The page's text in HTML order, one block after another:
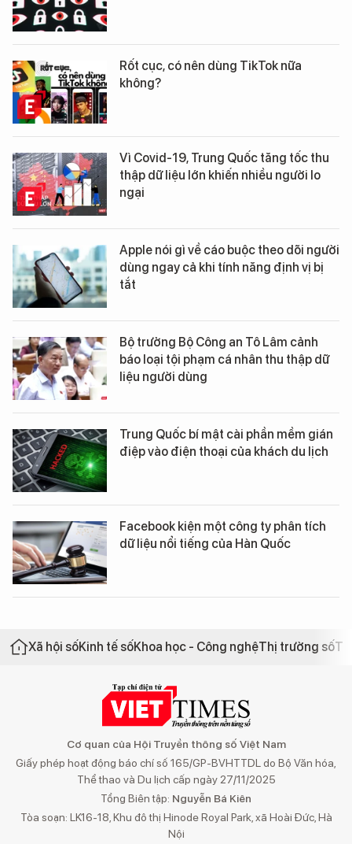
Rốt cục, có nên dùng TikTok nữa
không?
Vì Covid-19, Trung Quốc tăng tốc thu
thập dữ liệu lớn khiến nhiều người lo
ngại
Apple nói gì về cáo buộc theo dõi người
dùng ngay cả khi tính năng định vị bị
tắt
Bộ trưởng Bộ Công an Tô Lâm cảnh
báo loại tội phạm cá nhân thu thập dữ
liệu người dùng
Trung Quốc bí mật cài phần mềm gián
điệp vào điện thoại của khách du lịch
Facebook kiện một công ty phân tích
dữ liệu nổi tiếng của Hàn Quốc
Xã hội sốKinh tế sốKhoa học - Công nghệThị trường số
Cơ quan của Hội Truyền thông số Việt Nam
Giấy phép hoạt động báo chí số 165/GP-BVHTTDL do Bộ Văn hóa,
Thể thao và Du lịch cấp ngày 27/11/2025
Tổng Biên tập: Nguyễn Bá Kiên
Tòa soạn: LK16-18, Khu đô thị Hinode Royal Park, xã Hoài Đức, Hà
Nội